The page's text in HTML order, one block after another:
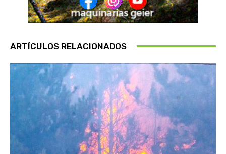
ARTÍCULOS RELACIONADOS